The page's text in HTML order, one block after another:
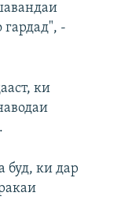
-
ки
буд, ки дар